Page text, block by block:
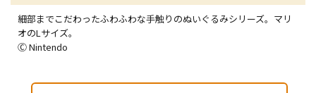
細部までこだわったふわふわな手触りのぬいぐるみシリーズ。マリ
オのLサイズ。
Ⓒ Nintendo